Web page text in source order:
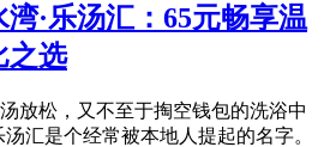
·乐汤汇：65元畅享温
之选
放松，又不至于掏空钱包的洗浴中
汇是个经常被本地人提起的名字。